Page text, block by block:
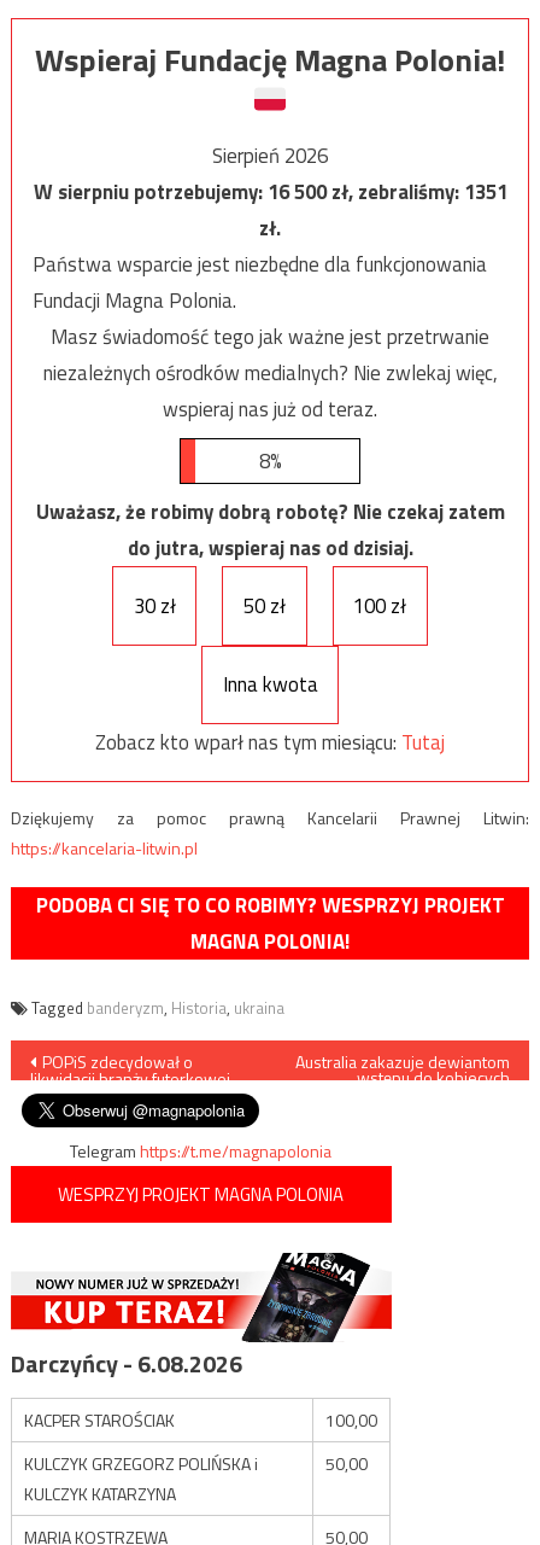
Wspieraj Fundację Magna Polonia!
Sierpień 2026
W sierpniu potrzebujemy:16 500zł, zebraliśmy:1351
zł.
Państwa wsparcie jest niezbędne dla funkcjonowania
Fundacji Magna Polonia.
Masz świadomość tego jak ważne jest przetrwanie
niezależnych ośrodków medialnych? Nie zwlekaj więc,
wspieraj nas już od teraz.
8%
Uważasz, że robimy dobrą robotę? Nie czekaj zatem
do jutra, wspieraj nas od dzisiaj.
30 zł
50 zł 100 zł
Inna kwota
Zobacz kto wparł nas tym miesiącu: Tutaj
Dziękujemy za pomoc prawną Kancelarii Prawnej Litwin:
https://kancelaria-litwin.pl
PODOBA CI SIĘ TO CO ROBIMY? WESPRZYJ PROJEKT
MAGNA POLONIA!
Tagged banderyzm, Historia, ukraina
Nawigacja
wpisu
POPiS zdecydował o
likwidacji branży futerkowej
Australia zakazuje dewiantom
wstępu do kobiecych
Telegramhttps://t.me/magnapolonia
WESPRZYJ PROJEKT MAGNA POLONIA
Darczyńcy - 6.08.2026
KACPER STAROŚCIAK
100,00
KULCZYK GRZEGORZ POLIŃSKA i
KULCZYK KATARZYNA
50,00
MARIA KOSTRZEWA 50,00